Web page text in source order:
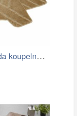
Kvalitex Sada koupelnových předložek…